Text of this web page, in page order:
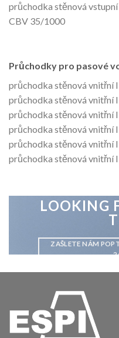
průchodka stěnová vstupní
CBV 35/1000
Průchodky pro pasové
průchodka stěnová vnitřní
průchodka stěnová vnitřní
průchodka stěnová vnitřní
průchodka stěnová vnitřní
průchodka stěnová vnitřní
průchodka stěnová vnitřní
LOOKING
ZAŠLETE NÁM